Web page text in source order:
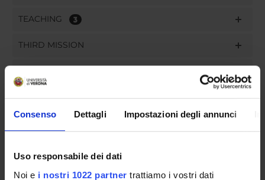
Consenso Dettagli Impostazioni degli annunci
Uso responsabile dei dati
Noi e i nostri 1022 partner trattiamo i vostri dati
TEACHING 3
THIRD MISSION
PROJECTS